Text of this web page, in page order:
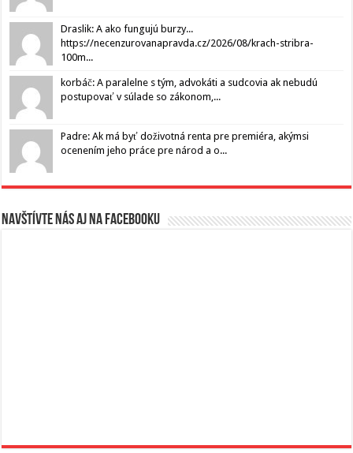
Draslik: A ako fungujú burzy...
https://necenzurovanapravda.cz/2026/08/krach-stribra-
100m...
korbáč: A paralelne s tým, advokáti a sudcovia ak nebudú
postupovať v súlade so zákonom,...
Padre: Ak má byť doživotná renta pre premiéra, akýmsi
ocenením jeho práce pre národ a o...
Navštívte nás aj na Facebooku